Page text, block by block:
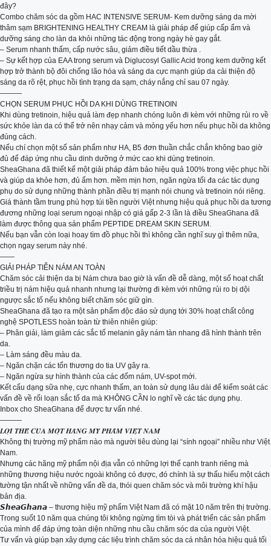
đây?
Combo chăm sóc da gồm HAC INTENSIVE SERUM- Kem dưỡng sáng da mời
thâm sạm BRIGHTENING HEALTHY CREAM là giải pháp để giúp cấp ẩm và
dưỡng sáng cho làn da khỏi những tác động trong ngày hè gay gắt.
– Serum nhanh thấm, cấp nước sâu, giảm điều tiết dầu thừa .
– Sự kết hợp của EAA trong serum và Diglucosyl Gallic Acid trong kem dưỡng kết
hợp trở thành bộ đôi chống lão hóa và sáng da cực mạnh giúp da cải thiện độ
sáng da rõ rệt, phục hồi tình trạng da sạm, cháy nắng chỉ sau 07 ngày.
———
CHỌN SERUM PHỤC HỒI DA KHI DÙNG TRETINOIN
Khi dùng tretinoin, hiệu quả làm đẹp nhanh chóng luôn đi kèm với những rủi ro về
sức khỏe làn da có thể trở nên nhạy cảm và mỏng yếu hơn nếu phục hồi da không
đúng cách.
Nếu chí chọn một số sản phẩm như HA, B5 đơn thuần chắc chắn không bao giờ
đủ để đáp ứng nhu cầu dinh dưỡng ở mức cao khi dùng tretinoin.
SheaGhana đã thiết kế một giải pháp đảm bảo hiệu quả 100% trong việc phục hồi
và giúp da khỏe hơn, đủ ẩm hơn. mềm mịn hơn, ngăn ngừa tối đa các tác dụng
phụ do sử dụng những thành phần điều trị mạnh nói chung và tretinoin nói riêng.
Giá thành tầm trung phù hợp túi tiền người Việt nhưng hiệu quả phục hồi da tương
đương những loại serum ngoại nhập có giá gấp 2-3 lần là điều SheaGhana đã
làm được thông qua sản phẩm PEPTIDE DREAM SKIN SERUM.
Nếu bạn vẫn còn loại hoay tìm đồ phục hồi thì không cần nghĩ suy gì thêm nữa,
chọn ngay serum này nhé.
——
GIẢI PHÁP TIỄN NÁM AN TOÀN
Chăm sóc cải thiện da bị Nám chưa bao giờ là vấn đề dễ dàng, một số hoạt chất
triều trị nám hiệu quả nhanh nhưng lại thường đi kèm với những rủi ro bị dội
ngược sắc tố nếu không biết chăm sóc giữ gìn.
SheaGhana đã tạo ra một sản phẩm độc đáo sử dụng tới 30% hoạt chất công
nghệ SPOTLESS hoàn toàn từ thiên nhiên giúp:
– Phân giải, làm giảm các sắc tố melanin gây nám tàn nhang đã hình thành trên
da.
– Làm sáng đều màu da.
– Ngăn chặn các tổn thương do tia UV gây ra.
– Ngăn ngừa sự hình thành của các đốm nám, UV-spot mới.
Kết cấu dạng sữa nhẹ, cực nhanh thấm, an toàn sử dụng lâu dài để kiểm soát các
vấn đề về rối loạn sắc tố da mà KHÔNG CẦN lo nghĩ về các tác dụng phụ.
Inbox cho SheaGhana để được tư vấn nhé.
———
𝑳𝑶̛̣𝑰 𝑻𝑯𝑬̂́ 𝑪𝑼̉𝑨 𝑴𝑶̣̂𝑻 𝑯𝑨̃𝑵𝑮 𝑴𝒀̃ 𝑷𝑯𝑨̂̉𝑴 𝑽𝑰𝑬̣̂𝑻 𝑵𝑨𝑴
Không thị trường mỹ phẩm nào mà người tiêu dùng lại “sính ngoại” nhiều như Việt
Nam.
Nhưng các hãng mỹ phẩm nội địa vẫn có những lợi thế cạnh tranh riêng mà
những thương hiệu nước ngoài không có được, đó chính là sự thấu hiểu một cách
tường tận nhất về những vấn đề da, thói quen chăm sóc và môi trường khí hậu
bản địa.
𝙎𝙝𝙚𝙖𝙂𝙝𝙖𝙣𝙖 – thương hiệu mỹ phẩm Việt Nam đã có mặt 10 năm trên thị trường.
Trong suốt 10 năm qua chúng tôi không ngừng tìm tòi và phát triển các sản phẩm
của mình để đáp ứng toàn diện những nhu cầu chăm sóc da của người Việt.
Tư vấn và giúp bạn xây dựng các liệu trình chăm sóc da cá nhân hóa hiệu quả tối